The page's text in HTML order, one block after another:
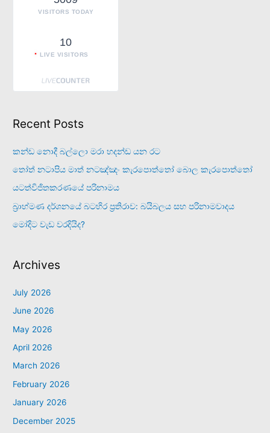
VISITORS TODAY
10
LIVE VISITORS
Recent Posts
කන්ඩ නොදී බල්ලො මරා හදන්ඩ යන රට
තෝත් නටාපිය මාත් නටඤ්ඤං කැරපොත්තෝ බොල කැරපොත්තෝ
යටත්විජිතකරණයේ පරිනාමය
බ්‍රාහ්මණ දර්ශනයේ බටහිර ප්‍රතිරාව: බයිබලය සහ පරිනාමවාදය
මෝදිට වැඩ වරදියිද?
Archives
July 2026
June 2026
May 2026
April 2026
March 2026
February 2026
January 2026
December 2025